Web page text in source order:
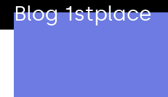
Blog 1stplace